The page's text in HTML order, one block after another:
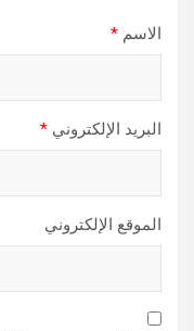
الاسم *
البريد الإلكتروني *
الموقع الإلكتروني